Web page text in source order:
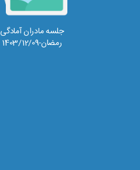
جلسه مادران آمادگی
رمضان-1403/12/09